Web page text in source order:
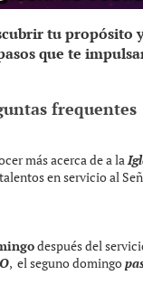
tu propósito
que te
frequentes
más acerca de a la
en servicio al
después del
, el seguno domingo